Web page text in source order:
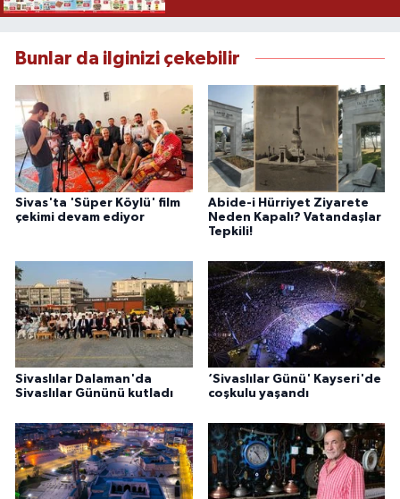
Bunlar da ilginizi çekebilir
Sivas'ta 'Süper Köylü' film
çekimi devam ediyor
Abide-i Hürriyet Ziyarete
Neden Kapalı? Vatandaşlar
Tepkili!
Sivaslılar Dalaman'da
Sivaslılar Gününü kutladı
‘Sivaslılar Günü' Kayseri'de
coşkulu yaşandı